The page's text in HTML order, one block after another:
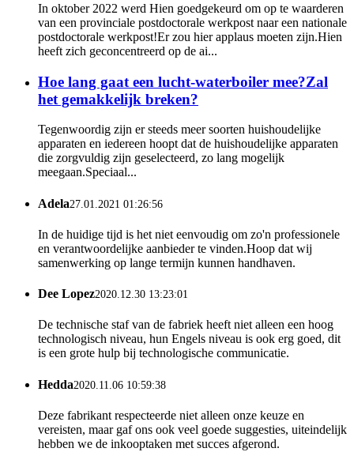
In oktober 2022 werd Hien goedgekeurd om op te waarderen
van een provinciale postdoctorale werkpost naar een nationale
postdoctorale werkpost!Er zou hier applaus moeten zijn.Hien
heeft zich geconcentreerd op de ai...
Hoe lang gaat een lucht-waterboiler mee?Zal
het gemakkelijk breken?
Tegenwoordig zijn er steeds meer soorten huishoudelijke
apparaten en iedereen hoopt dat de huishoudelijke apparaten
die zorgvuldig zijn geselecteerd, zo lang mogelijk
meegaan.Speciaal...
Adela27.01.2021 01:26:56
In de huidige tijd is het niet eenvoudig om zo'n professionele
en verantwoordelijke aanbieder te vinden.Hoop dat wij
samenwerking op lange termijn kunnen handhaven.
Dee Lopez2020.12.30 13:23:01
De technische staf van de fabriek heeft niet alleen een hoog
technologisch niveau, hun Engels niveau is ook erg goed, dit
is een grote hulp bij technologische communicatie.
Hedda2020.11.06 10:59:38
Deze fabrikant respecteerde niet alleen onze keuze en
vereisten, maar gaf ons ook veel goede suggesties, uiteindelijk
hebben we de inkooptaken met succes afgerond.